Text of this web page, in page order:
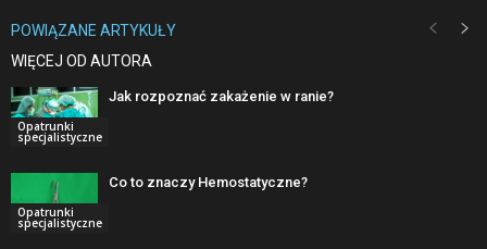
POWIĄZANE ARTYKUŁY
WIĘCEJ OD AUTORA
Opatrunki
specjalistyczne
Jak rozpoznać zakażenie w ranie?
Opatrunki
specjalistyczne
Co to znaczy Hemostatyczne?